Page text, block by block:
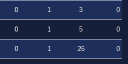
0 1 3
0
0 1 5
0
0 1 26
0